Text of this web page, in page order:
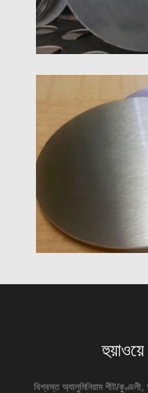
1060
1060 অ্যালুমিনিয়াম বৃত্ত /
সামগ্রী রয়েছে. এটি বাজারে
1050
অ্যালুমিনিয়াম শীট/কয়েল এবং
রয়েছে. এগুলি রান্নার পাত্রে
হুয়াওয়ে
বিশ্বস্ত অ্যালুমিনিয়াম শীট/কুণ্ডলী,